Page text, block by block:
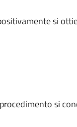
si
si